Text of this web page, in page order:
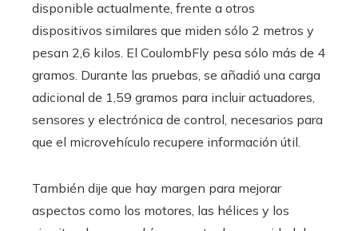
disponible actualmente, frente a otros
dispositivos similares que miden sólo 2 metros y
pesan 2,6 kilos. El CoulombFly pesa sólo más de 4
gramos. Durante las pruebas, se añadió una carga
adicional de 1,59 gramos para incluir actuadores,
sensores y electrónica de control, necesarios para
que el microvehículo recupere información útil.
También dije que hay margen para mejorar
aspectos como los motores, las hélices y los